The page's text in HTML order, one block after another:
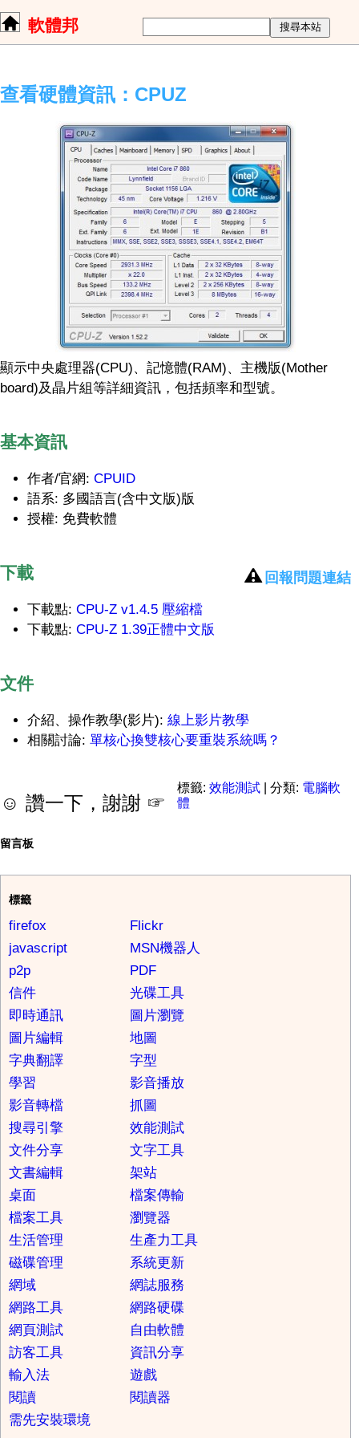
軟體邦
查看硬體資訊：CPUZ
顯示中央處理器(CPU)、記憶體(RAM)、主機版(Mother
board)及晶片組等詳細資訊，包括頻率和型號。
基本資訊
作者/官網:CPUID
語系: 多國語言(含中文版)版
授權: 免費軟體
回報問題連結
下載
下載點:CPU-Z v1.4.5 壓縮檔
下載點:CPU-Z 1.39正體中文版
文件
介紹、操作教學(影片):線上影片教學
相關討論:單核心換雙核心要重裝系統嗎？
☺ 讚一下，謝謝 ☞
標籤: 效能測試 | 分類: 電腦軟
體
留言板
標籤
firefox
Flickr
javascript
MSN機器人
p2p
PDF
信件
光碟工具
即時通訊
圖片瀏覽
圖片編輯
地圖
字典翻譯
字型
學習
影音播放
影音轉檔
抓圖
搜尋引擎
效能測試
文件分享
文字工具
文書編輯
架站
桌面
檔案傳輸
檔案工具
瀏覽器
生活管理
生產力工具
磁碟管理
系統更新
網域
網誌服務
網路工具
網路硬碟
網頁測試
自由軟體
訪客工具
資訊分享
輸入法
遊戲
閱讀
閱讀器
需先安裝環境